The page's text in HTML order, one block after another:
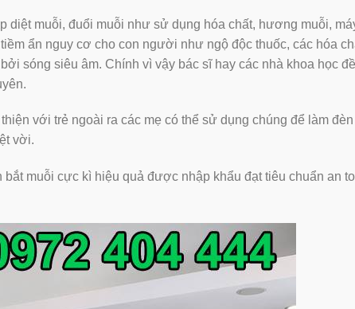
diệt muỗi, đuổi muỗi như sử dụng hóa chất, hương muỗi,
ẩn nguy cơ cho con người như ngộ độc thuốc, các hóa
sóng siêu âm. Chính vì vậy bác sĩ hay các nhà khoa học
với trẻ ngoài ra các mẹ có thể sử dụng chúng để làm
vời.
muỗi cực kì hiệu quả được nhập khẩu đạt tiêu chuẩn an